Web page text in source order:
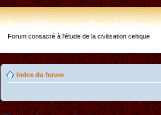
http://forum.arbre-
Forum consacré à l'étude de la civilisation celtique
Index du forum